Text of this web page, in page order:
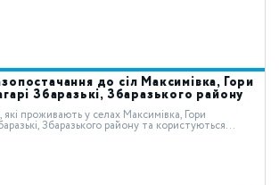
до сіл Максимівка, Гори
Збаразькі, Збаразького району
які проживають у селах Максимівка, Гори
Збаразького району та користуються...